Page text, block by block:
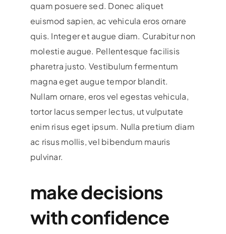
quam posuere sed. Donec aliquet
euismod sapien, ac vehicula eros ornare
quis. Integer et augue diam. Curabitur non
molestie augue. Pellentesque facilisis
pharetra justo. Vestibulum fermentum
magna eget augue tempor blandit.
Nullam ornare, eros vel egestas vehicula,
tortor lacus semper lectus, ut vulputate
enim risus eget ipsum. Nulla pretium diam
ac risus mollis, vel bibendum mauris
pulvinar.
make decisions
with confidence